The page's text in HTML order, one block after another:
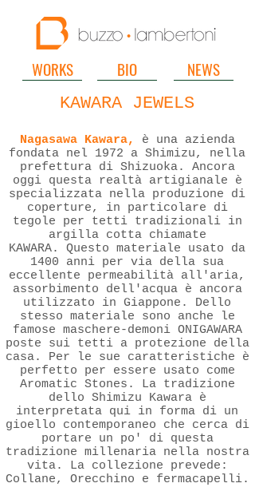
WORKS BIO NEWS
KAWARA JEWELS
Nagasawa Kawara,
è una azienda
fondata nel 1972 a Shimizu, nella
prefettura di Shizuoka. Ancora
oggi questa realtà artigianale è
specializzata nella produzione di
coperture, in particolare di
tegole per tetti tradizionali in
argilla cotta chiamate
KAWARA. Questo materiale usato da
1400 anni per via della sua
eccellente permeabilità all'aria,
assorbimento dell'acqua è ancora
utilizzato in Giappone. Dello
stesso materiale sono anche le
famose maschere-demoni ONIGAWARA
poste sui tetti a protezione della
casa. Per le sue caratteristiche è
perfetto per essere usato come
Aromatic Stones. La tradizione
dello Shimizu Kawara è
interpretata qui in forma di un
gioello contemporaneo che cerca di
portare un po' di questa
tradizione millenaria nella nostra
vita. La collezione prevede:
Collane, Orecchino e fermacapelli.